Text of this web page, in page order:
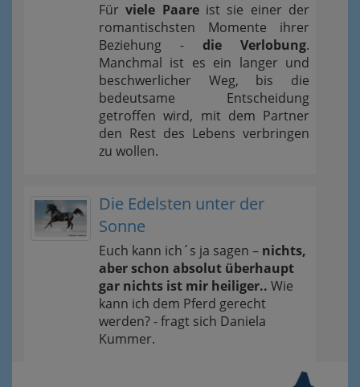
Fürviele Paareist sie einer der
romantischsten Momente ihrer
Beziehung - die Verlobung.
Manchmal ist es ein langer und
beschwerlicher Weg, bis die
bedeutsame Entscheidung
getroffen wird, mit dem Partner
den Rest des Lebens verbringen
zu wollen.
Die Edelsten unter der
Sonne
Euch kann ich´s ja sagen – nichts,
aber schon absolut überhaupt
gar nichts ist mir heiliger.. Wie
kann ich dem Pferd gerecht
werden? - fragt sich Daniela
Kummer.